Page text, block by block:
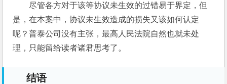
尽管各方对于该等协议未生效的过错易于界定，但
是，在本案中，协议未生效造成的损失又该如何认定
呢？普泰公司没有主张，最高人民法院自然也就未处
理，只能留给读者诸君思考了。
结语